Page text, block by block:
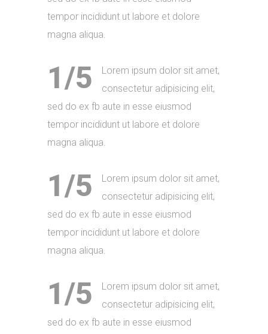
tempor incididunt ut labore et dolore
magna aliqua.
1/5
Lorem ipsum dolor sit amet,
consectetur adipisicing elit,
sed do ex fb aute in esse eiusmod
tempor incididunt ut labore et dolore
magna aliqua.
1/5
Lorem ipsum dolor sit amet,
consectetur adipisicing elit,
sed do ex fb aute in esse eiusmod
tempor incididunt ut labore et dolore
magna aliqua.
1/5
Lorem ipsum dolor sit amet,
consectetur adipisicing elit,
sed do ex fb aute in esse eiusmod